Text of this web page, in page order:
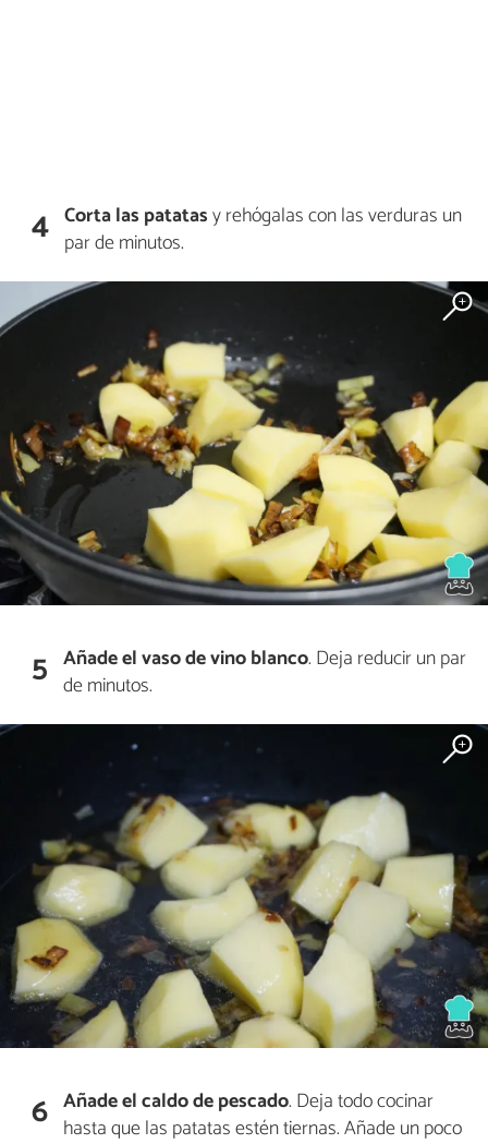
4 Corta las patatasy rehógalas con las verduras un
par de minutos.
5 Añade el vaso de vino blanco. Deja reducir un par
de minutos.
6 Añade el caldo de pescado. Deja todo cocinar
hasta que las patatas estén tiernas. Añade un poco